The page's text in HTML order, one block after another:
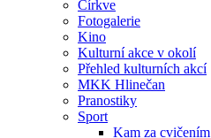
Církve
Fotogalerie
Kino
Kulturní akce v okolí
Přehled kulturních akcí
MKK Hlinečan
Pranostiky
Sport
Kam za cvičením